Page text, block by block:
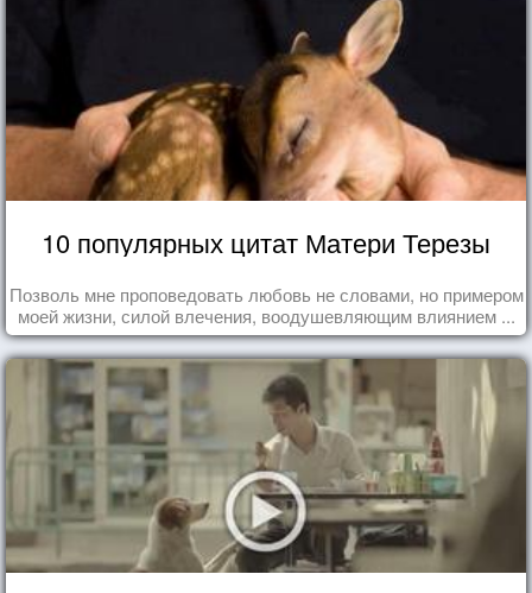
10 популярных цитат Матери Терезы
Позволь мне проповедовать любовь не словами, но примером
моей жизни, силой влечения, воодушевляющим влиянием ...